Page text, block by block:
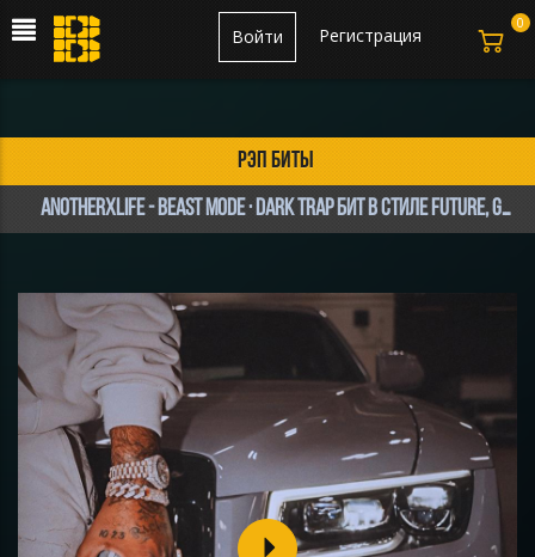
Регистрация
Войти
рэп биты
anotherxlife - Beast Mode · Dark trap бит в стиле Future, Gunna
0